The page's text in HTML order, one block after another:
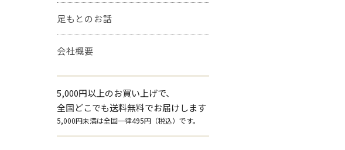
足もとのお話
会社概要
5,000円以上のお買い上げで、
全国どこでも送料無料でお届けします
5,000円未満は全国一律495円（税込）です。